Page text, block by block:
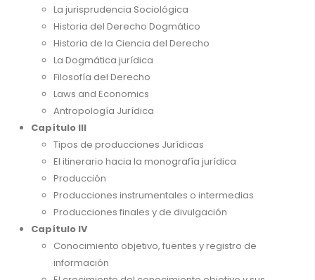
La jurisprudencia Sociológica
Historia del Derecho Dogmático
Historia de la Ciencia del Derecho
La Dogmática jurídica
Filosofía del Derecho
Laws and Economics
Antropología Jurídica
Capítulo III
Tipos de producciones Jurídicas
El itinerario hacia la monografía jurídica
Producción
Producciones instrumentales o intermedias
Producciones finales y de divulgación
Capítulo IV
Conocimiento objetivo, fuentes y registro de
información